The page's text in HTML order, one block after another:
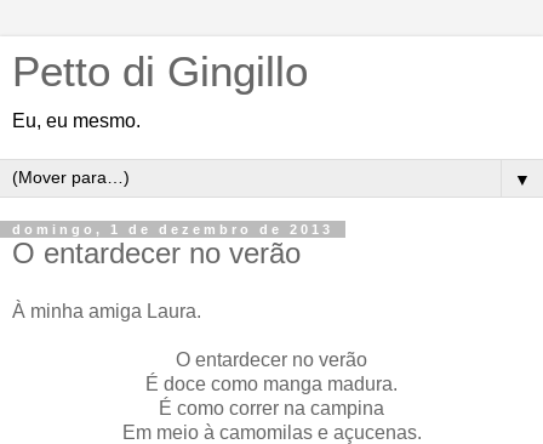
Petto di Gingillo
Eu, eu mesmo.
▼
domingo, 1 de dezembro de 2013
O entardecer no verão
À minha amiga Laura.
O entardecer no verão
É doce como manga madura.
É como correr na campina
Em meio à camomilas e açucenas.